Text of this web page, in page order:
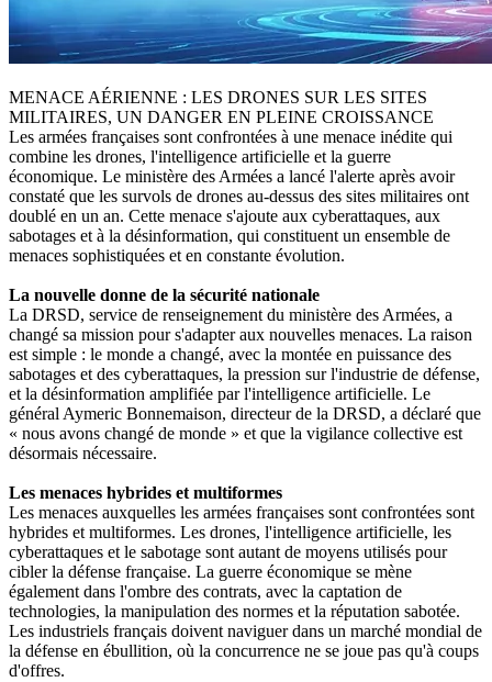
MENACE AÉRIENNE : LES DRONES SUR LES SITES
MILITAIRES, UN DANGER EN PLEINE CROISSANCE
Les armées françaises sont confrontées à une menace inédite qui
combine les drones, l'intelligence artificielle et la guerre
économique. Le ministère des Armées a lancé l'alerte après avoir
constaté que les survols de drones au-dessus des sites militaires ont
doublé en un an. Cette menace s'ajoute aux cyberattaques, aux
sabotages et à la désinformation, qui constituent un ensemble de
menaces sophistiquées et en constante évolution.
La nouvelle donne de la sécurité nationale
La DRSD, service de renseignement du ministère des Armées, a
changé sa mission pour s'adapter aux nouvelles menaces. La raison
est simple : le monde a changé, avec la montée en puissance des
sabotages et des cyberattaques, la pression sur l'industrie de défense,
et la désinformation amplifiée par l'intelligence artificielle. Le
général Aymeric Bonnemaison, directeur de la DRSD, a déclaré que
« nous avons changé de monde » et que la vigilance collective est
désormais nécessaire.
Les menaces hybrides et multiformes
Les menaces auxquelles les armées françaises sont confrontées sont
hybrides et multiformes. Les drones, l'intelligence artificielle, les
cyberattaques et le sabotage sont autant de moyens utilisés pour
cibler la défense française. La guerre économique se mène
également dans l'ombre des contrats, avec la captation de
technologies, la manipulation des normes et la réputation sabotée.
Les industriels français doivent naviguer dans un marché mondial de
la défense en ébullition, où la concurrence ne se joue pas qu'à coups
d'offres.